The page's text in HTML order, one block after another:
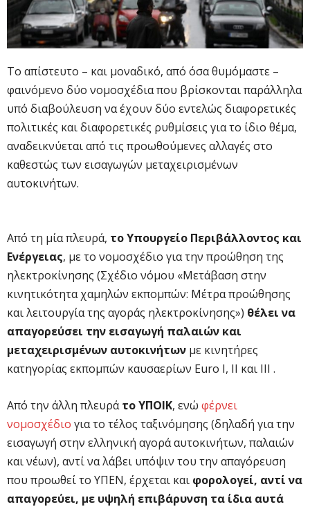
Το απίστευτο – και μοναδικό, από όσα θυμόμαστε –
φαινόμενο δύο νομοσχέδια που βρίσκονται παράλληλα
υπό διαβούλευση να έχουν δύο εντελώς διαφορετικές
πολιτικές και διαφορετικές ρυθμίσεις για το ίδιο θέμα,
αναδεικνύεται από τις προωθούμενες αλλαγές στο
καθεστώς των εισαγωγών μεταχειρισμένων
αυτοκινήτων.
Από τη μία πλευρά, το Υπουργείο Περιβάλλοντος και
Ενέργειας, με το νομοσχέδιο για την προώθηση της
ηλεκτροκίνησης (Σχέδιο νόμου «Μετάβαση στην
κινητικότητα χαμηλών εκπομπών: Μέτρα προώθησης
και λειτουργία της αγοράς ηλεκτροκίνησης») θέλει να
απαγορεύσει την εισαγωγή παλαιών και
μεταχειρισμένων αυτοκινήτων με κινητήρες
κατηγορίας εκπομπών καυσαερίων Euro Ι, ΙΙ και ΙΙΙ .
Από την άλλη πλευράτο ΥΠΟΙΚ, ενώ φέρνει
νομοσχέδιο για το τέλος ταξινόμησης (δηλαδή για την
εισαγωγή στην ελληνική αγορά αυτοκινήτων, παλαιών
και νέων), αντί να λάβει υπόψιν του την απαγόρευση
που προωθεί το ΥΠΕΝ, έρχεται και φορολογεί, αντί να
απαγορεύει, με υψηλή επιβάρυνση τα ίδια αυτά